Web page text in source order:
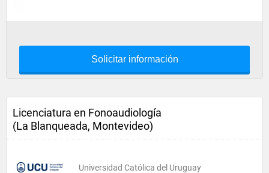
Solicitar información
Licenciatura en Fonoaudiología
(La Blanqueada, Montevideo)
Universidad Católica del Uruguay